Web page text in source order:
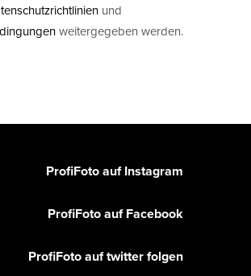
und
weitergegeben werden.
ProfiFoto auf Instagram
ProfiFoto auf Facebook
ProfiFoto auf twitter folgen